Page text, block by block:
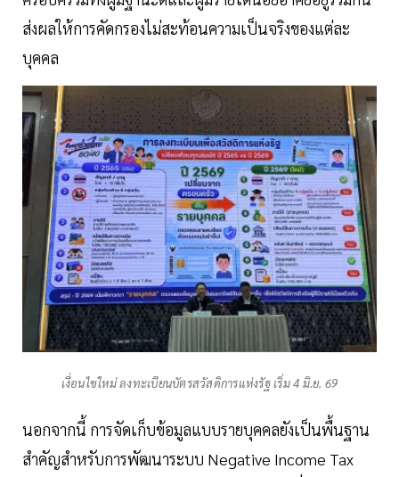
ส่งผลให้การคัดกรองไม่สะท้อนความเป็นจริงของแต่ละ
บุคคล
เงื่อนไขใหม่ ลงทะเบียนบัตรสวัสดิการแห่งรัฐ เริ่ม 4 มิ.ย. 69
นอกจากนี้ การจัดเก็บข้อมูลแบบรายบุคคลยังเป็นพื้นฐาน
สำคัญสำหรับการพัฒนาระบบ Negative Income Tax